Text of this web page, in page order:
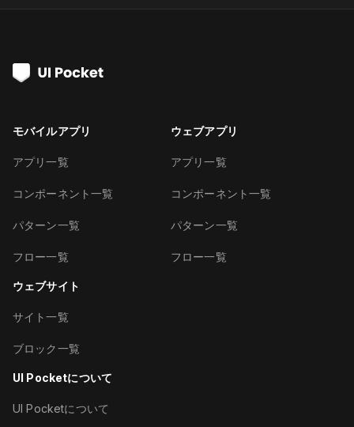
モバイルアプリ
アプリ一覧
コンポーネント一覧
パターン一覧
フロー一覧
ウェブアプリ
アプリ一覧
コンポーネント一覧
パターン一覧
フロー一覧
ウェブサイト
サイト一覧
ブロック一覧
UI Pocketについて
UI Pocketについて